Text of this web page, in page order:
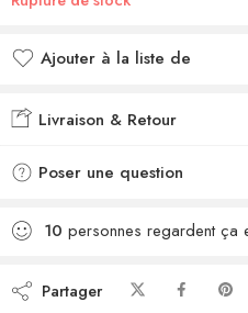
Ajouter à la liste de
Ajouté à la liste de
Livraison & Retour
Poser une question
10 personnes regardent ça
Partager